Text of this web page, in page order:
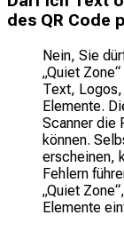
des QR Code
Nein, Sie
„Quiet
Text,
Elemente.
Scanner die
können.
erscheinen,
Fehlern
„Quiet
Elemente